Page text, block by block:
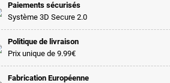
Paiements sécurisés
Système 3D Secure 2.0
Politique de livraison
Prix unique de 9.99€
Fabrication Européenne